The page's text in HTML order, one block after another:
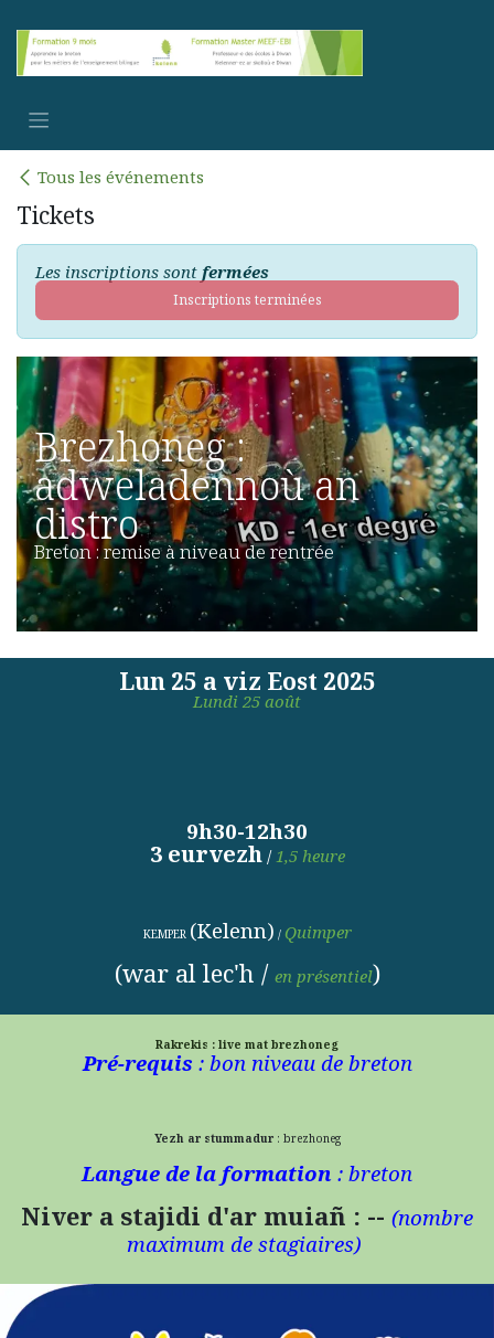
Tous les événements
Tickets
Les inscriptions sont fermées
Inscriptions terminées
Brezhoneg :
adweladennoù an
distro
Breton : remise à niveau de rentrée
Lun 25 a viz Eost 2025
Lundi 25 août
9h30-12h30
3 eurvezh/1,5 heure
KEMPER (Kelenn) / Quimper
(war al lec'h / en présentiel)
Rakrekis : live mat brezhoneg
Pré-requis : bon niveau de breton
Yezh ar stummadur : brezhoneg
Langue de la formation : breton
Niver a stajidi d'ar muiañ : -- (nombre
maximum de stagiaires)